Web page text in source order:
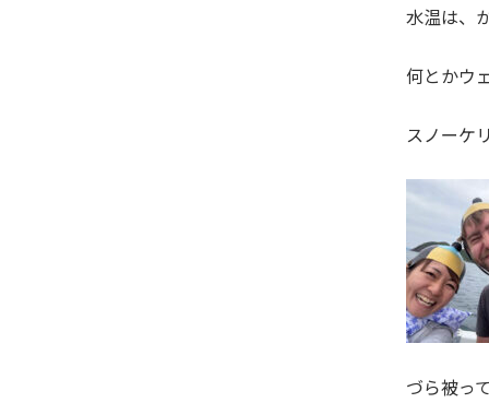
水温は、
何とかウ
スノーケ
づら被っ